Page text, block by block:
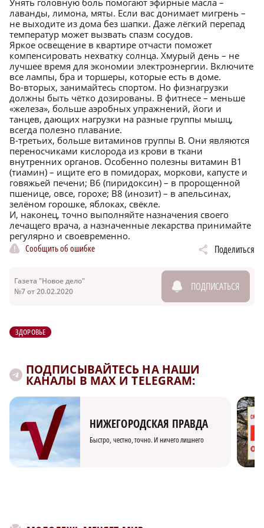
лаванды, лимона, мяты. Если вас донимает мигрень –
не выходите из дома без шапки. Даже лёгкий перепад
температур может вызвать спазм сосудов.
Яркое освещение в квартире отчасти поможет
компенсировать нехватку солнца. Хмурый день – не
лучшее время для экономии электроэнергии. Включите
все лампы, бра и торшеры, которые есть в доме.
Во-вторых, занимайтесь спортом. Но физнагрузки
должны быть чётко дозированы. В фитнесе – меньше
«железа», больше аэробных упражнений, йоги и
танцев, дающих нагрузки на разные группы мышц,
всегда полезно плавание.
В‑третьих, больше витаминов группы В. Они являются
переносчиками кислорода из крови в ткани
внутренних органов. Особенно полезны витамин В1
(тиамин) – ищите его в помидорах, моркови, капусте и
говяжьей печени; В6 (пиридоксин) – в пророщенной
пшенице, овсе, горохе; В8 (инозит) – в апельсинах,
зелёном горошке, яблоках, свёкле.
И, наконец, точно выполняйте назначения своего
лечащего врача, а назначенные лекарства принимайте
регулярно и своевременно.
Сообщить об ошибке
Поделиться
Газета "Новое дело"
№7 от 20.02.2020
ПОДПИСАТЬСЯ
ЗДОРОВЬЕ
ПОДПИСЫВАЙТЕСЬ НА НАШИ
КАНАЛЫ В MAX И TELEGRAM:
НИЖЕГОРОДСКАЯ ПРАВДА
Быстро, честно, точно. И ничего лишнего